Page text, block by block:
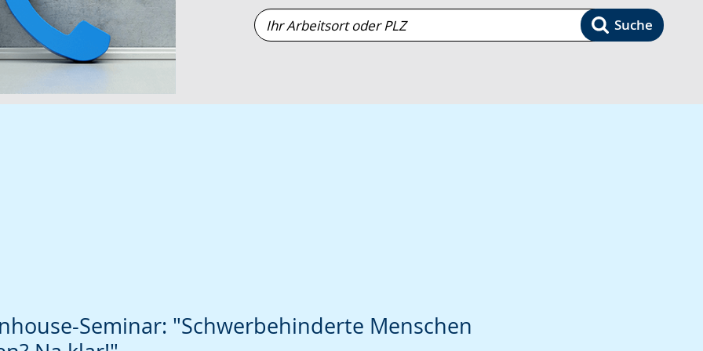
wird
angezeigt.
Ihr
Arbeitsort
Suche
Seminar: "Schwerbehinderte Menschen